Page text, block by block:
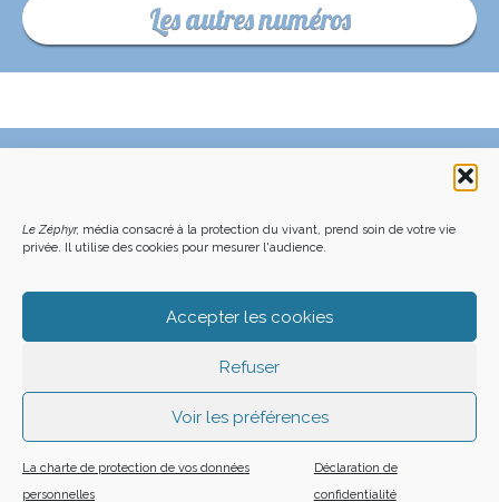
Le Zéphyr, média consacré à la protection du vivant, prend soin de votre vie
privée. Il utilise des cookies pour mesurer l'audience.
Accepter les cookies
Refuser
Voir les préférences
La charte de protection de vos données
personnelles
Déclaration de
confidentialité
Les autres numéros
ACHETER LE DERNIER NUMÉRO
PODCAST EN FORÊT
OÙ NOUS TROUVER
NEWSLETTER
Z LE ZÉPHYR - 2026